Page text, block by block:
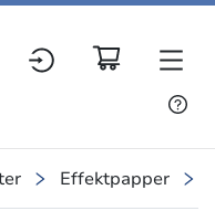
Effektpapper